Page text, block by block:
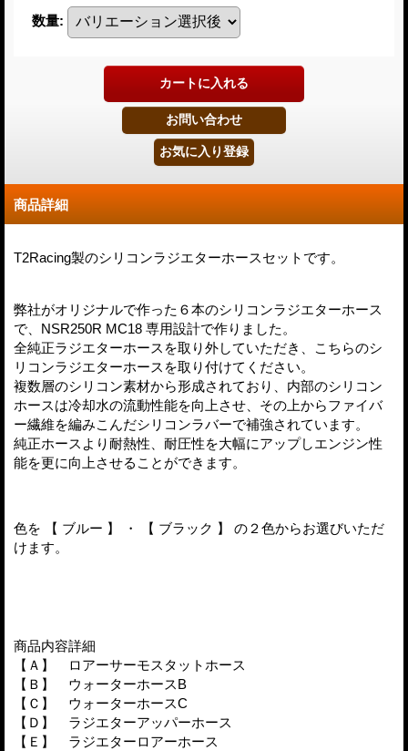
数量:
商品詳細
T2Racing製のシリコンラジエターホースセットです。
弊社がオリジナルで作った６本のシリコンラジエターホース
で、NSR250R MC18 専用設計で作りました。
全純正ラジエターホースを取り外していただき、こちらのシ
リコンラジエターホースを取り付けてください。
複数層のシリコン素材から形成されており、内部のシリコン
ホースは冷却水の流動性能を向上させ、その上からファイバ
ー繊維を編みこんだシリコンラバーで補強されています。
純正ホースより耐熱性、耐圧性を大幅にアップしエンジン性
能を更に向上させることができます。
色を 【 ブルー 】 ・ 【 ブラック 】 の２色からお選びいただ
けます。
商品内容詳細
【Ａ】 ロアーサーモスタットホース
【Ｂ】 ウォーターホースB
【Ｃ】 ウォーターホースC
【Ｄ】 ラジエターアッパーホース
【Ｅ】 ラジエターロアーホース